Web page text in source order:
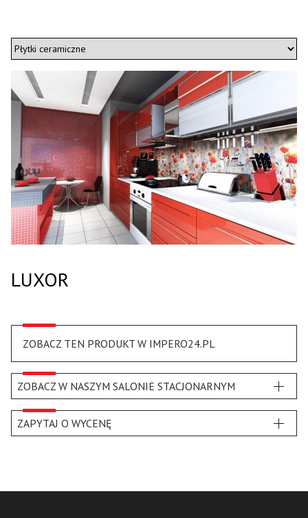
LUXOR
ZOBACZ TEN PRODUKT W IMPERO24.PL
ZOBACZ W NASZYM SALONIE STACJONARNYM
ZAPYTAJ O WYCENĘ